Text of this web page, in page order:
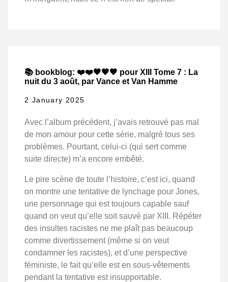
📚 bookblog: ❤️❤️🖤🖤🖤 pour XIII Tome 7 : La
nuit du 3 août, par Vance et Van Hamme
2 January 2025
Avec l’album précédent, j’avais retrouvé pas mal
de mon amour pour cette série, malgré tous ses
problèmes. Pourtant, celui-ci (qui sert comme
suite directe) m’a encore embêté.
Le pire scène de toute l’histoire, c’est ici, quand
on montre une tentative de lynchage pour Jones,
une personnage qui est toujours capable sauf
quand on veut qu’elle soit sauvé par XIII. Répéter
des insultes racistes ne me plaît pas beaucoup
comme divertissement (même si on veut
condamner les racistes), et d’une perspective
féministe, le fait qu’elle est en sous-vêtements
pendant la tentative est insupportable.